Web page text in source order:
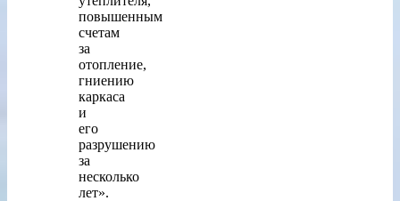
повышенным
счетам
за
отопление,
гниению
каркаса
и
его
разрушению
за
несколько
лет».